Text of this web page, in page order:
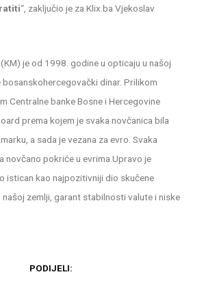
“, zaključio je za Klix.ba Vjekoslav
je od 1998. godine u opticaju u našoj
bosanskohercegovački dinar. Prilikom
Centralne banke Bosne i Hercegovine
prema kojem je svaka novčanica bila
a sada je vezana za evro. Svaka
novčano pokriće u evrima.Upravo je
istican kao najpozitivniji dio skučene
zemlji, garant stabilnosti valute i niske
PODIJELI: